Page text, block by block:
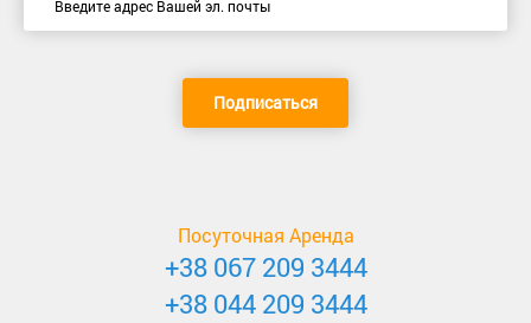
Подписаться
Посуточная Аренда
+38 067 209 3444
+38 044 209 3444